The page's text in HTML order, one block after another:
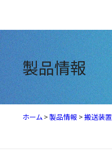
製品情報
ホーム>製品情報 >搬送装置